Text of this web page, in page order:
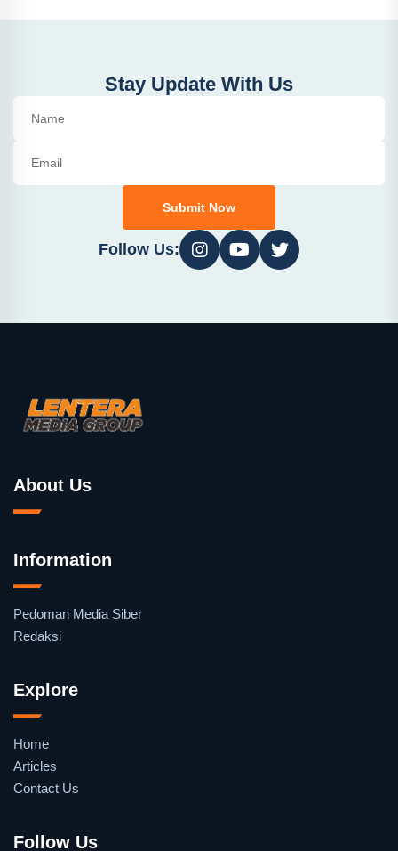
Stay Update With Us
Submit Now
Follow Us:
About Us
Information
Pedoman Media Siber
Redaksi
Explore
Home
Articles
Contact Us
Follow Us